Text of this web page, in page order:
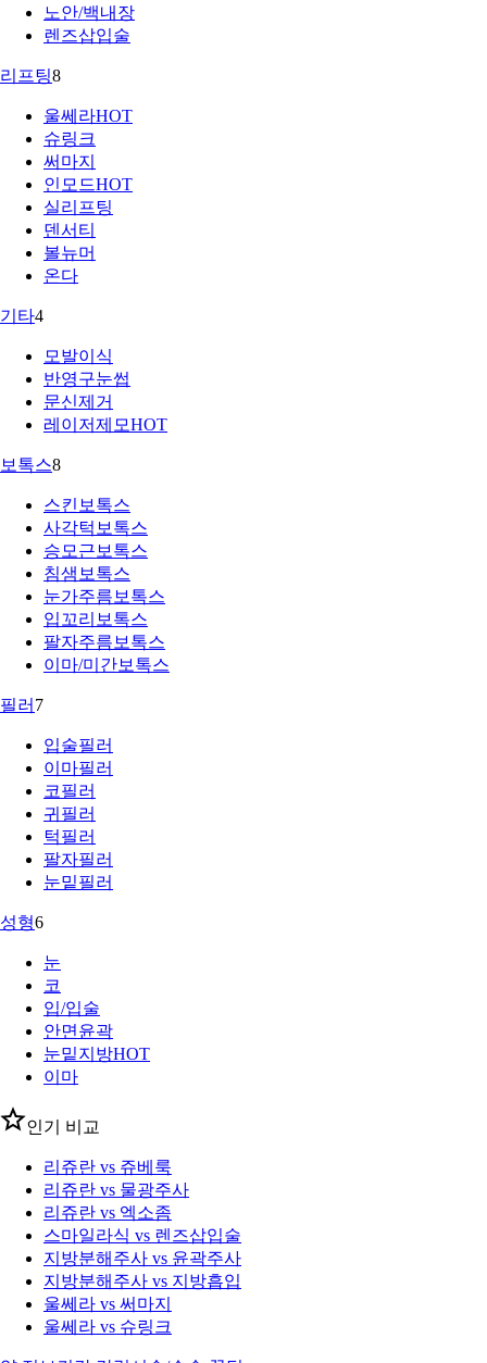
노안/백내장
렌즈삽입술
리프팅8
울쎄라HOT
슈링크
써마지
인모드HOT
실리프팅
덴서티
볼뉴머
온다
기타4
모발이식
반영구눈썹
문신제거
레이저제모HOT
보톡스8
스킨보톡스
사각턱보톡스
승모근보톡스
침샘보톡스
눈가주름보톡스
입꼬리보톡스
팔자주름보톡스
이마/미간보톡스
필러 7
입술필러
이마필러
코필러
귀필러
턱필러
팔자필러
눈밑필러
성형6
눈
코
입/입술
안면윤곽
눈밑지방HOT
이마
인기 비교
리쥬란 vs 쥬베룩
리쥬란 vs 물광주사
리쥬란 vs 엑소좀
스마일라식 vs 렌즈삽입술
지방분해주사 vs 윤곽주사
지방분해주사 vs 지방흡입
울쎄라 vs 써마지
울쎄라 vs 슈링크